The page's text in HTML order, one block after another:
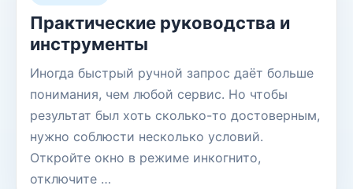
Практические руководства и
инструменты
Иногда быстрый ручной запрос даёт больше
понимания, чем любой сервис. Но чтобы
результат был хоть сколько-то достоверным,
нужно соблюсти несколько условий.
Откройте окно в режиме инкогнито,
отключите …